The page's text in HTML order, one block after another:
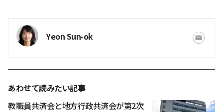
Yeon Sun-ok
あわせて読みたい記事
教職員共済会と地方行政共済会が第2次